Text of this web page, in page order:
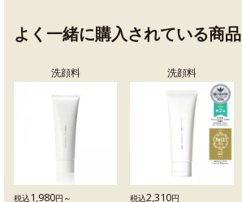
よく一緒に購入されている商品
洗顔料
税込1,980円～
洗顔料
税込2,310円